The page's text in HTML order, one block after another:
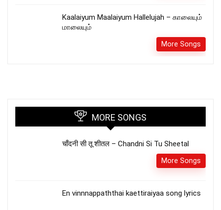
Kaalaiyum Maalaiyum Hallelujah – காலையும்
மாலையும்
More Songs
MORE SONGS
चाँदनी सी तू शीतल – Chandni Si Tu Sheetal
More Songs
En vinnnappaththai kaettiraiyaa song lyrics